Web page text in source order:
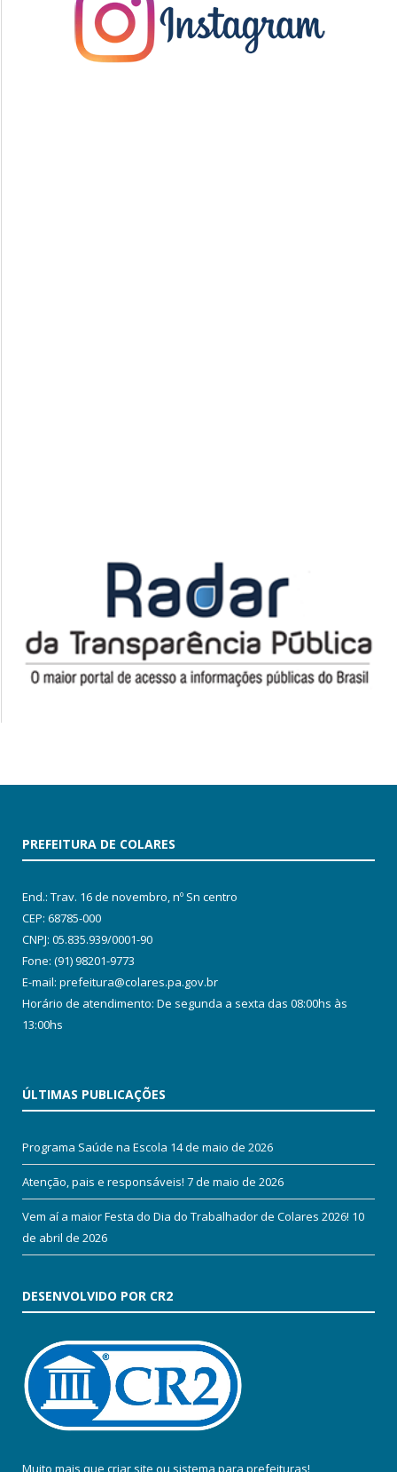
PREFEITURA DE COLARES
End.: Trav. 16 de novembro, nº Sn centro
CEP: 68785-000
CNPJ: 05.835.939/0001-90
Fone: (91) 98201-9773
E-mail: prefeitura@colares.pa.gov.br
Horário de atendimento: De segunda a sexta das 08:00hs às
13:00hs
ÚLTIMAS PUBLICAÇÕES
Programa Saúde na Escola 14 de maio de 2026
Atenção, pais e responsáveis! 7 de maio de 2026
Vem aí a maior Festa do Dia do Trabalhador de Colares 2026! 10
de abril de 2026
DESENVOLVIDO POR CR2
Muito mais que criar site ou sistema para prefeituras!